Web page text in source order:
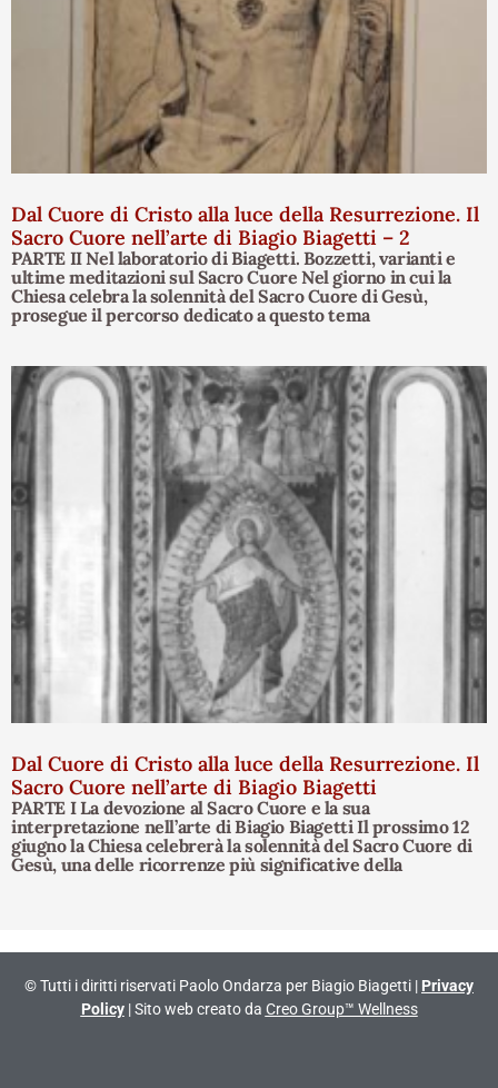
Dal Cuore di Cristo alla luce della Resurrezione. Il
Sacro Cuore nell’arte di Biagio Biagetti – 2
PARTE II Nel laboratorio di Biagetti. Bozzetti, varianti e
ultime meditazioni sul Sacro Cuore Nel giorno in cui la
Chiesa celebra la solennità del Sacro Cuore di Gesù,
prosegue il percorso dedicato a questo tema
Dal Cuore di Cristo alla luce della Resurrezione. Il
Sacro Cuore nell’arte di Biagio Biagetti
PARTE I La devozione al Sacro Cuore e la sua
interpretazione nell’arte di Biagio Biagetti Il prossimo 12
giugno la Chiesa celebrerà la solennità del Sacro Cuore di
Gesù, una delle ricorrenze più significative della
© Tutti i diritti riservati Paolo Ondarza per Biagio Biagetti | Privacy
Policy| Sito web creato da Creo Group™ Wellness